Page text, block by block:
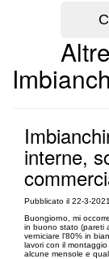
interne,
Pubblicato il 22-3-
Buongiorno, mi
in buono stato (pareti
verniciare l'80% in
lavori con il
alcune mensole e